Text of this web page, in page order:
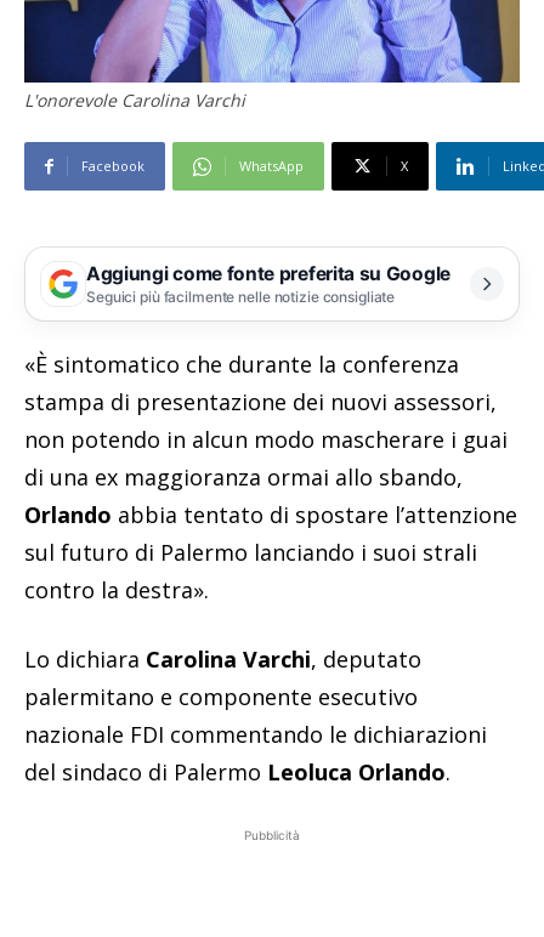
L'onorevole Carolina Varchi
Facebook WhatsApp X
Aggiungi come fonte preferita su Google
Seguici più facilmente nelle notizie consigliate
«È sintomatico che durante la conferenza
stampa di presentazione dei nuovi assessori,
non potendo in alcun modo mascherare i guai
di una ex maggioranza ormai allo sbando,
Orlando abbia tentato di spostare l’attenzione
sul futuro di Palermo lanciando i suoi strali
contro la destra».
Lo dichiara Carolina Varchi, deputato
palermitano e componente esecutivo
nazionale FDI commentando le dichiarazioni
del sindaco di Palermo Leoluca Orlando.
Pubblicità